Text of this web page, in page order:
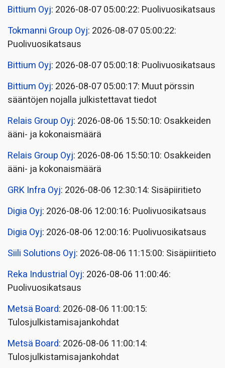
Bittium Oyj: 2026-08-07 05:00:22: Puolivuosikatsaus
Tokmanni Group Oyj: 2026-08-07 05:00:22:
Puolivuosikatsaus
Bittium Oyj: 2026-08-07 05:00:18: Puolivuosikatsaus
Bittium Oyj: 2026-08-07 05:00:17: Muut pörssin
sääntöjen nojalla julkistettavat tiedot
Relais Group Oyj: 2026-08-06 15:50:10: Osakkeiden
ääni- ja kokonaismäärä
Relais Group Oyj: 2026-08-06 15:50:10: Osakkeiden
ääni- ja kokonaismäärä
GRK Infra Oyj: 2026-08-06 12:30:14: Sisäpiiritieto
Digia Oyj: 2026-08-06 12:00:16: Puolivuosikatsaus
Digia Oyj: 2026-08-06 12:00:16: Puolivuosikatsaus
Siili Solutions Oyj: 2026-08-06 11:15:00: Sisäpiiritieto
Reka Industrial Oyj: 2026-08-06 11:00:46:
Puolivuosikatsaus
Metsä Board: 2026-08-06 11:00:15:
Tulosjulkistamisajankohdat
Metsä Board: 2026-08-06 11:00:14:
Tulosjulkistamisajankohdat